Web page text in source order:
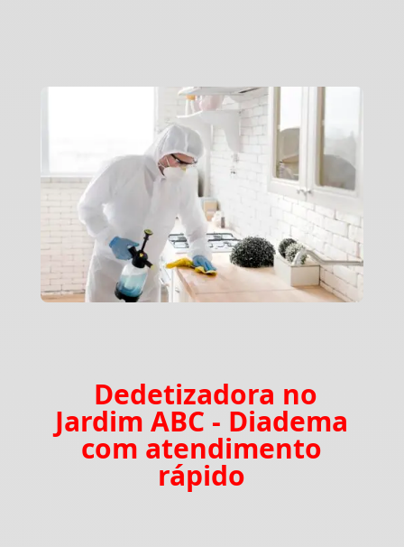
Dedetizadora no
Jardim ABC - Diadema
com atendimento
rápido